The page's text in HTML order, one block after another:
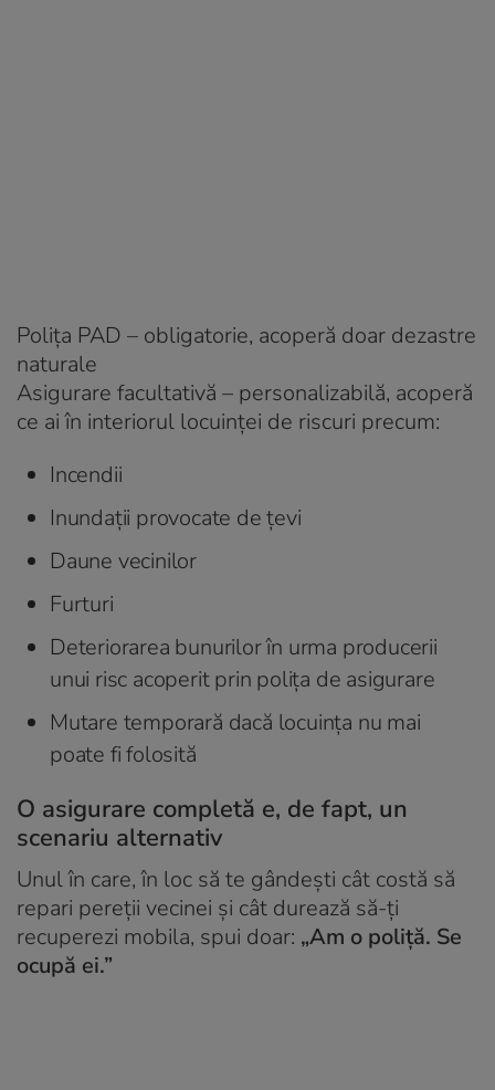
Polița PAD – obligatorie, acoperă doar dezastre
naturale
Asigurare facultativă – personalizabilă, acoperă
ce ai în interiorul locuinței de riscuri precum:
Incendii
Inundații provocate de țevi
Daune vecinilor
Furturi
Deteriorarea bunurilor în urma producerii
unui risc acoperit prin polița de asigurare
Mutare temporară dacă locuința nu mai
poate fi folosită
O asigurare completă e, de fapt, un
scenariu alternativ
Unul în care, în loc să te gândești cât costă să
repari pereții vecinei și cât durează să-ți
recuperezi mobila, spui doar: „Am o poliță. Se
ocupă ei.”